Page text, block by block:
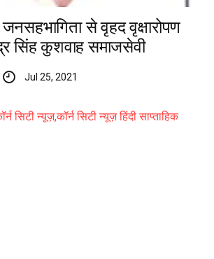
से वृहद वृक्षारोपण
सिंह कुशवाह समाजसेवी
Jul 25, 2021